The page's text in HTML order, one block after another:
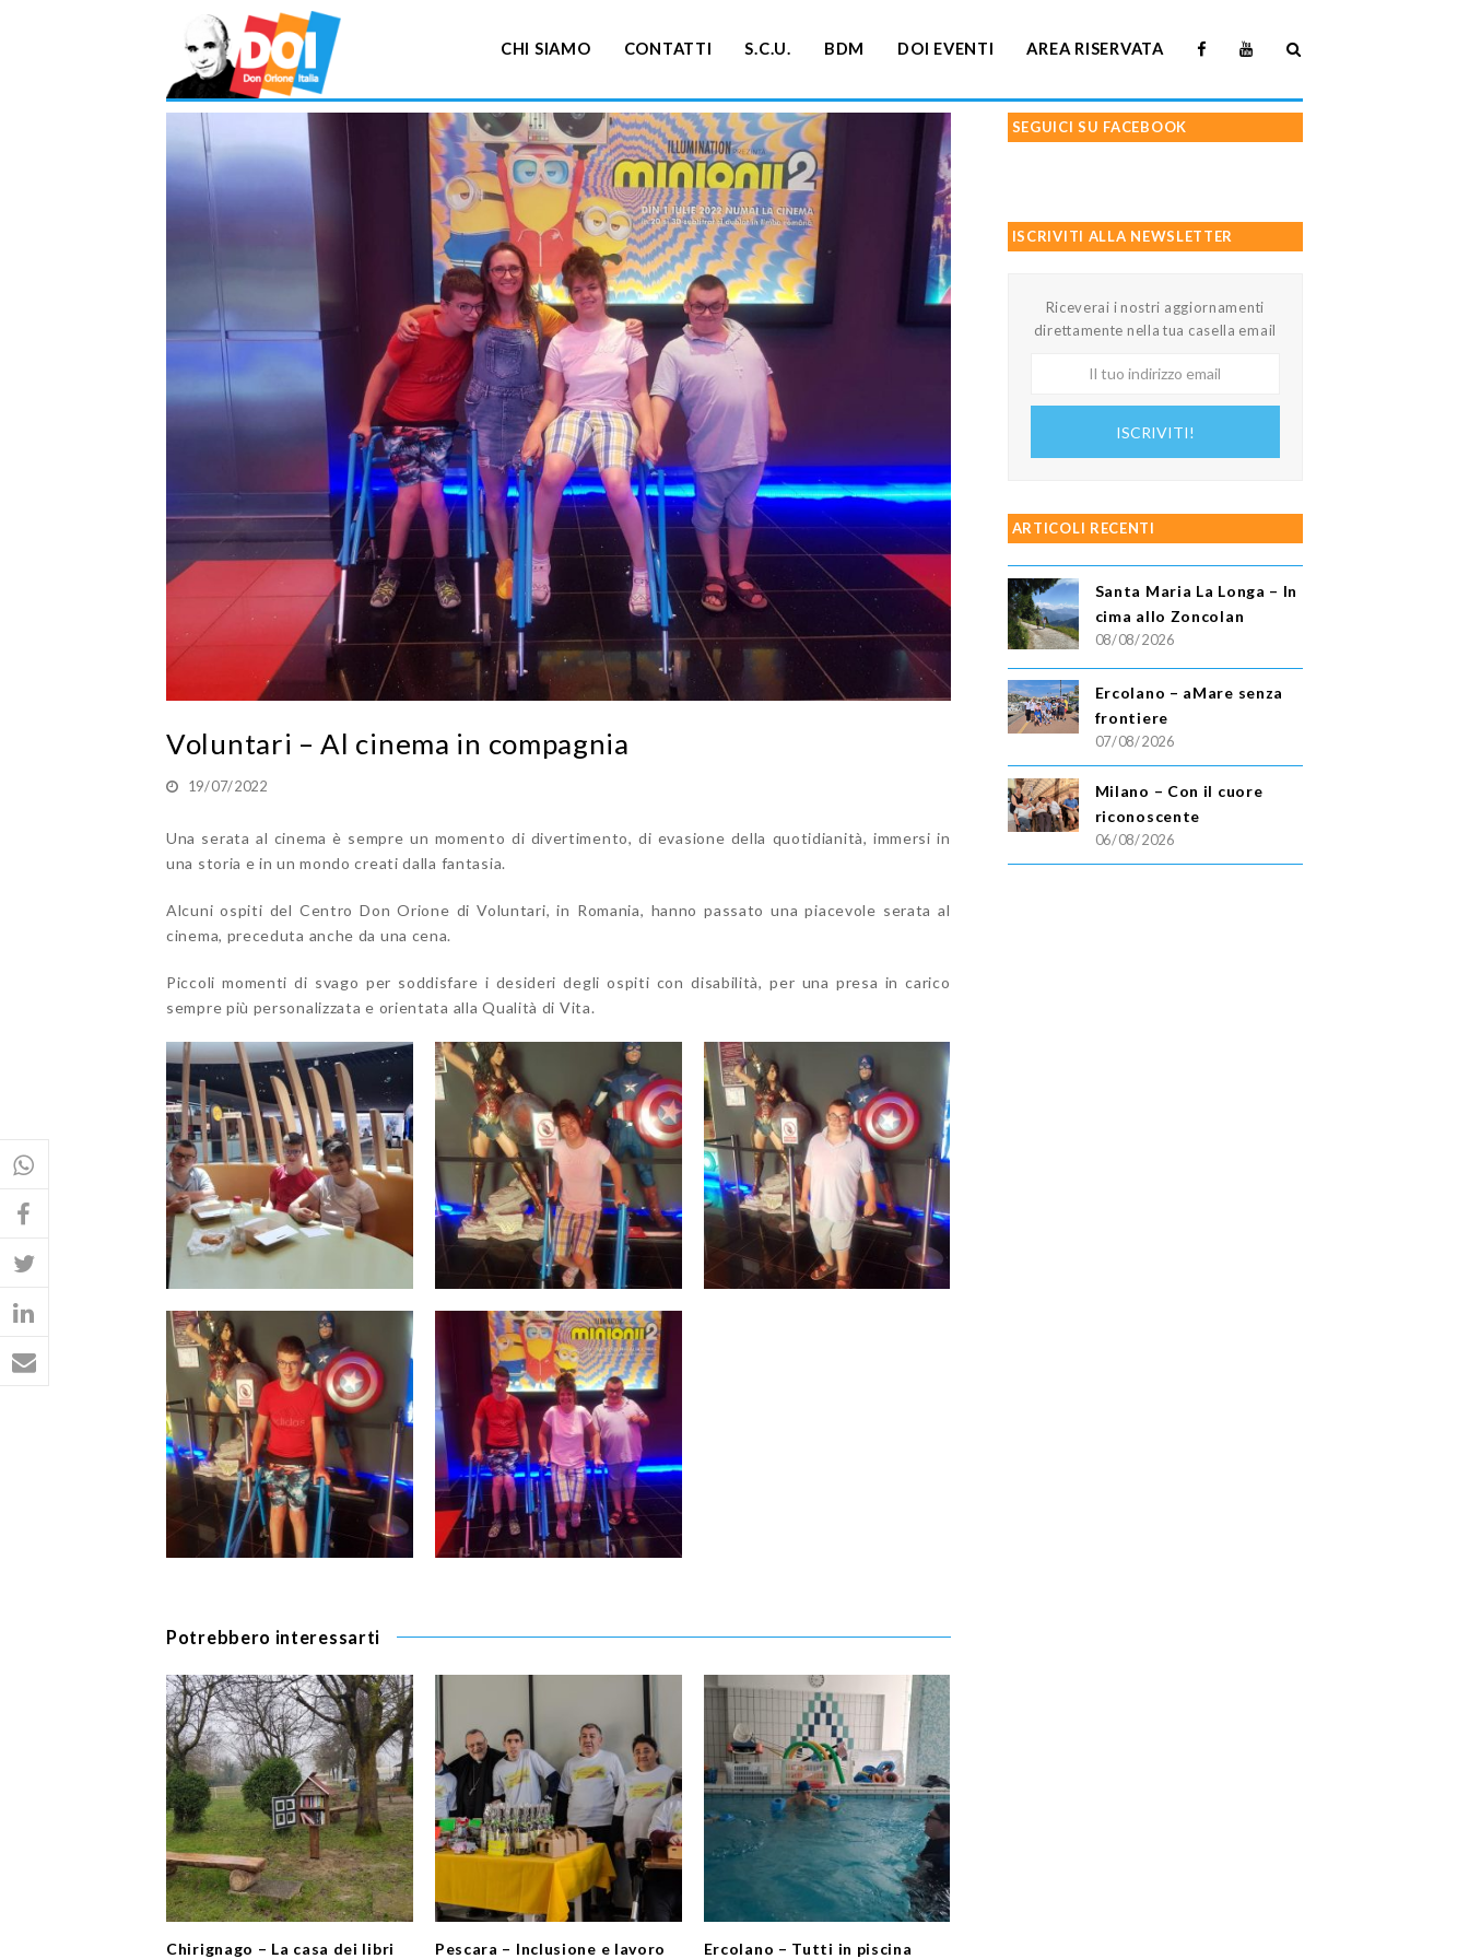
CHI SIAMO CONTATTI S.C.U. BDM DOI EVENTI AREA RISERVATA
Voluntari – Al cinema in compagnia
19/07/2022
Una serata al cinema è sempre un momento di divertimento, di evasione della quotidianità, immersi in
una storia e in un mondo creati dalla fantasia.
Alcuni ospiti del Centro Don Orione di Voluntari, in Romania, hanno passato una piacevole serata al
cinema, preceduta anche da una cena.
Piccoli momenti di svago per soddisfare i desideri degli ospiti con disabilità, per una presa in carico
sempre più personalizzata e orientata alla Qualità di Vita.
Potrebbero interessarti
Chirignago – La casa dei libri Pescara – Inclusione e lavoro Ercolano – Tutti in piscina
SEGUICI SU FACEBOOK
ISCRIVITI ALLA NEWSLETTER
Riceverai i nostri aggiornamenti
direttamente nella tua casella email
ISCRIVITI!
ARTICOLI RECENTI
Santa Maria La Longa – In
cima allo Zoncolan
08/08/2026
Ercolano – aMare senza
frontiere
07/08/2026
Milano – Con il cuore
riconoscente
06/08/2026